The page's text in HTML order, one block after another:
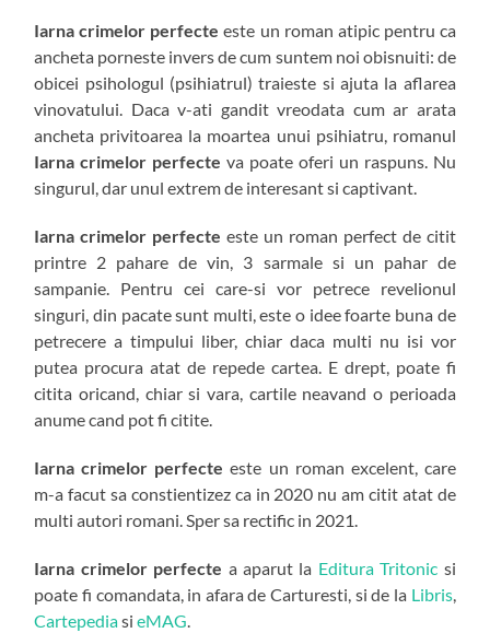
Iarna crimelor perfecte este un roman atipic pentru ca
ancheta porneste invers de cum suntem noi obisnuiti: de
obicei psihologul (psihiatrul) traieste si ajuta la aflarea
vinovatului. Daca v-ati gandit vreodata cum ar arata
ancheta privitoarea la moartea unui psihiatru, romanul
Iarna crimelor perfecte va poate oferi un raspuns. Nu
singurul, dar unul extrem de interesant si captivant.
Iarna crimelor perfecte este un roman perfect de citit
printre 2 pahare de vin, 3 sarmale si un pahar de
sampanie. Pentru cei care-si vor petrece revelionul
singuri, din pacate sunt multi, este o idee foarte buna de
petrecere a timpului liber, chiar daca multi nu isi vor
putea procura atat de repede cartea. E drept, poate fi
citita oricand, chiar si vara, cartile neavand o perioada
anume cand pot fi citite.
Iarna crimelor perfecte este un roman excelent, care
m-a facut sa constientizez ca in 2020 nu am citit atat de
multi autori romani. Sper sa rectific in 2021.
Iarna crimelor perfecte a aparut la Editura Tritonic si
poate fi comandata, in afara de Carturesti, si de la Libris,
CartepediasieMAG.